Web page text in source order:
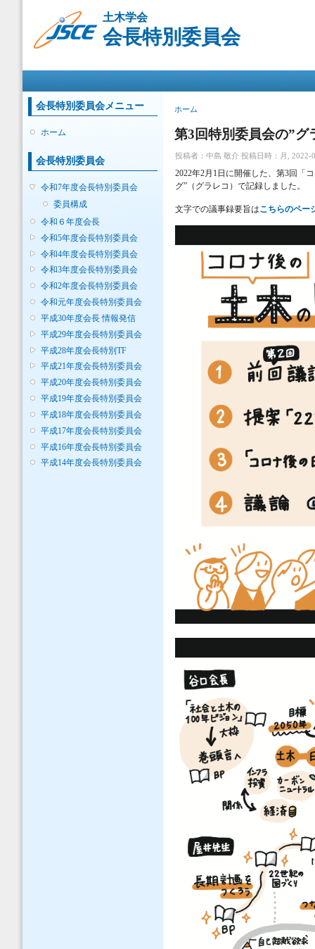
移
動
土木学会
会長特別委員会
会長特別委員会メニュー
ホーム
会長特別委員会
令和7年度会長特別委員会
委員構成
令和６年度会長
令和5年度会長特別委員会
令和4年度会長特別委員会
令和3年度会長特別委員会
令和2年度会長特別委員会
令和元年度会長特別委員会
平成30年度会長 情報発信
平成29年度会長特別委員会
平成28年度会長特別TF
平成21年度会長特別委員会
平成20年度会長特別委員会
平成19年度会長特別委員会
平成18年度会長特別委員会
平成17年度会長特別委員会
平成16年度会長特別委員会
平成14年度会長特別委員会
現在地
ホーム
第3回特別委員会の”グ
投稿者： 中島 敬介 投稿日時：月, 2022-
2022年2月1日に開催した、第3回「
グ”（グラレコ）で記録しました。
文字での議事録要旨はこちらのペー